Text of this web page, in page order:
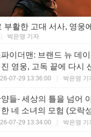
박은영 기자
이더맨: 브랜드 뉴 데
영웅, 고독 끝에 다시
(오락성 8 | 작품성 8)
07-29 13:36:00 박은영 기
들- 세상의 틀을 넘어
네 소녀의 모험 (오락
07-29 13:34:00 박은영 기